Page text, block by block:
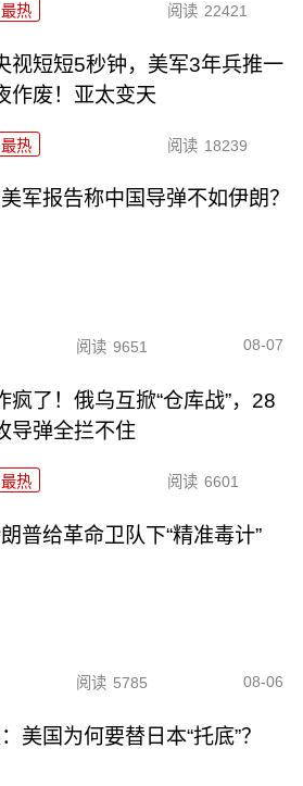
最热 阅读 22421
视短短5秒钟，美军3年兵推一
作废！亚太变天
最热 阅读 18239
军报告称中国导弹不如伊朗？
阅读 9651 08-07
疯了！俄乌互掀“仓库战”，28
导弹全拦不住
最热 阅读 6601
普给革命卫队下“精准毒计”
阅读 5785 08-06
美国为何要替日本“托底”？